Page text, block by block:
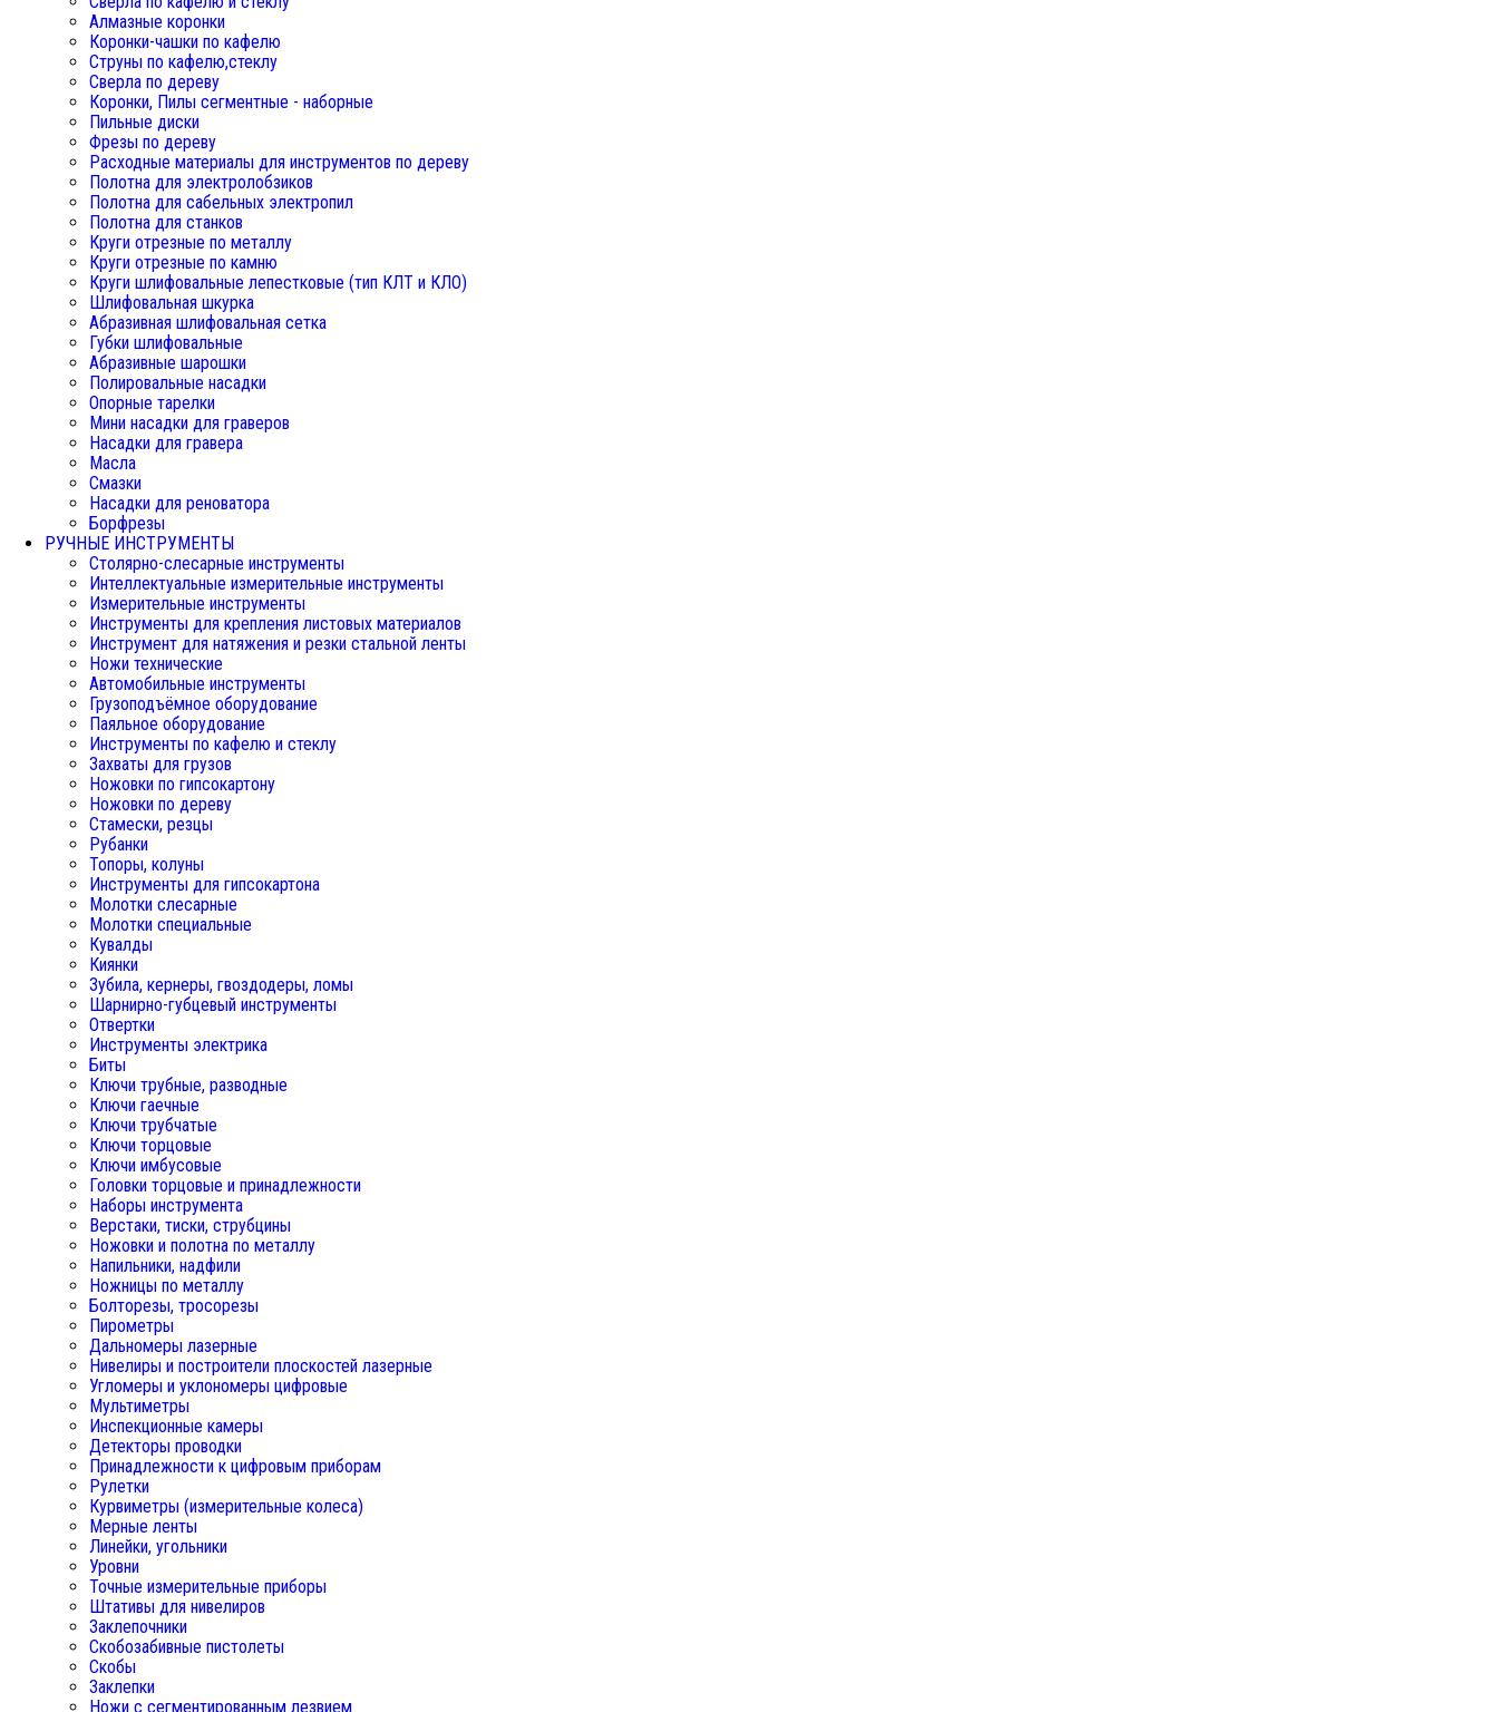
Алмазные коронки
Коронки-чашки по кафелю
Струны по кафелю,стеклу
Сверла по дереву
Коронки, Пилы сегментные - наборные
Пильные диски
Фрезы по дереву
Расходные материалы для инструментов по дереву
Полотна для электролобзиков
Полотна для сабельных электропил
Полотна для станков
Круги отрезные по металлу
Круги отрезные по камню
Круги шлифовальные лепестковые (тип КЛТ и КЛО)
Шлифовальная шкурка
Абразивная шлифовальная сетка
Губки шлифовальные
Абразивные шарошки
Полировальные насадки
Опорные тарелки
Мини насадки для граверов
Насадки для гравера
Масла
Смазки
Насадки для реноватора
Борфрезы
РУЧНЫЕ ИНСТРУМЕНТЫ
Столярно-слесарные инструменты
Интеллектуальные измерительные инструменты
Измерительные инструменты
Инструменты для крепления листовых материалов
Инструмент для натяжения и резки стальной ленты
Ножи технические
Автомобильные инструменты
Грузоподъёмное оборудование
Паяльное оборудование
Инструменты по кафелю и стеклу
Захваты для грузов
Ножовки по гипсокартону
Ножовки по дереву
Стамески, резцы
Рубанки
Топоры, колуны
Инструменты для гипсокартона
Молотки слесарные
Молотки специальные
Кувалды
Киянки
Зубила, кернеры, гвоздодеры, ломы
Шарнирно-губцевый инструменты
Отвертки
Инструменты электрика
Биты
Ключи трубные, разводные
Ключи гаечные
Ключи трубчатые
Ключи торцовые
Ключи имбусовые
Головки торцовые и принадлежности
Наборы инструмента
Верстаки, тиски, струбцины
Ножовки и полотна по металлу
Напильники, надфили
Ножницы по металлу
Болторезы, тросорезы
Пирометры
Дальномеры лазерные
Нивелиры и построители плоскостей лазерные
Угломеры и уклономеры цифровые
Мультиметры
Инспекционные камеры
Детекторы проводки
Принадлежности к цифровым приборам
Рулетки
Курвиметры (измерительные колеса)
Мерные ленты
Линейки, угольники
Уровни
Точные измерительные приборы
Штативы для нивелиров
Заклепочники
Скобозабивные пистолеты
Скобы
Заклепки
Ножи с сегментированным лезвием